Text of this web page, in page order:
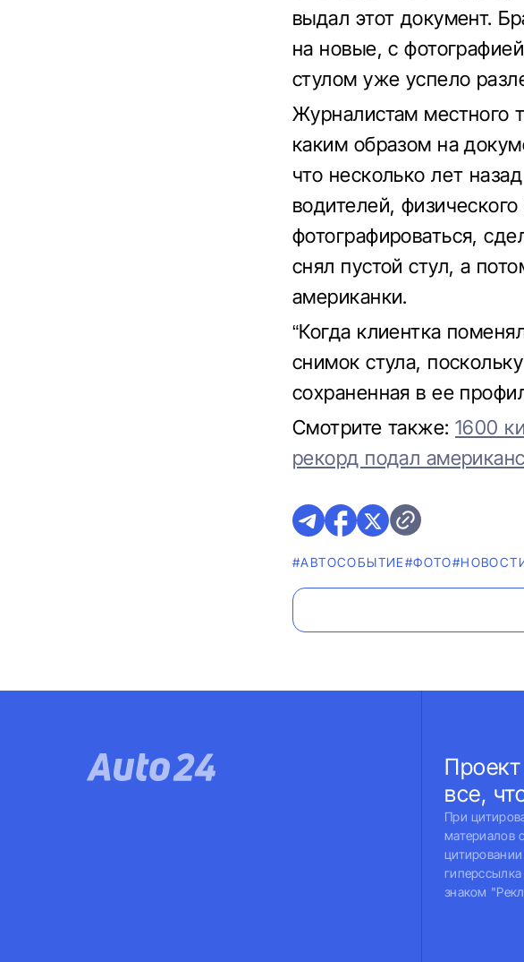
выдал этот документ.
на новые, с
стулом уже успело
Журналистам местного
каким образом на
что несколько лет
водителей,
фотографироваться,
снял пустой стул, а
американки.
“Когда клиентка
снимок стула,
сохраненная в ее
Смотрите также:1600
рекорд подал
#АВТОСОБЫТИЕ#ФОТО
все,
При
материалов
знаком